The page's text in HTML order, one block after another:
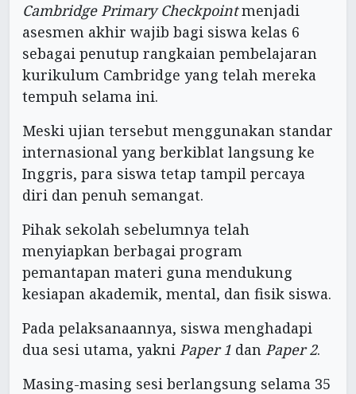
Cambridge Primary Checkpointmenjadi
asesmen akhir wajib bagi siswa kelas 6
sebagai penutup rangkaian pembelajaran
kurikulum Cambridge yang telah mereka
tempuh selama ini.
Meski ujian tersebut menggunakan standar
internasional yang berkiblat langsung ke
Inggris, para siswa tetap tampil percaya
diri dan penuh semangat.
Pihak sekolah sebelumnya telah
menyiapkan berbagai program
pemantapan materi guna mendukung
kesiapan akademik, mental, dan fisik siswa.
Pada pelaksanaannya, siswa menghadapi
dua sesi utama, yakni Paper 1 dan Paper 2.
Masing-masing sesi berlangsung selama 35